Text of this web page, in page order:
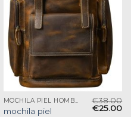
MOCHILA PIEL HOMBRE
mochila piel
€38.00
€25.00